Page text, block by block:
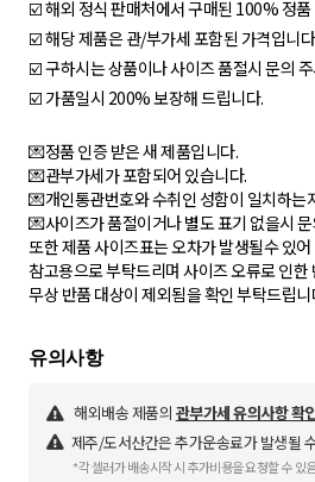
☑️ 해외 정식 판매처에서 구매된 100% 정품
☑️ 해당 제품은 관/부가세 포함된 가격입니
☑️ 구하시는 상품이나 사이즈 품절시 문의
☑️ 가품일시 200% 보장해 드립니다.
💌정품 인증 받은 새 제품입니다.
💌관부가세가 포함되어 있습니다.
💌개인통관번호와 수취인 성함이 일치하는
💌사이즈가 품절이거나 별도 표기 없을시
또한 제품 사이즈표는 오차가 발생될수 있어
참고용으로 부탁드리며 사이즈 오류로 인한
무상 반품 대상이 제외됨을 확인 부탁드립니
유의사항
해외배송 제품의 관부가세 유의사항 확
제주/도서산간은 추가운송료가 발생될
*각 셀러가 배송시작 시 추가비용을 요청할 수 있